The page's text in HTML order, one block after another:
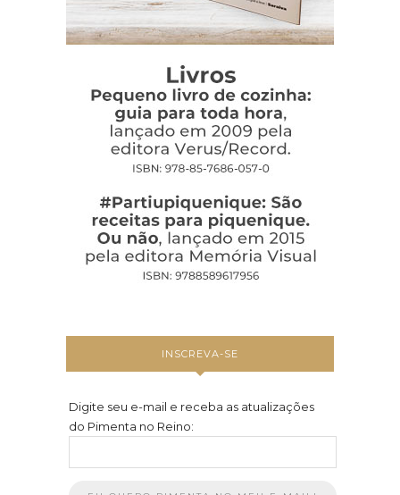
INSCREVA-SE
Digite seu e-mail e receba as atualizações
do Pimenta no Reino: